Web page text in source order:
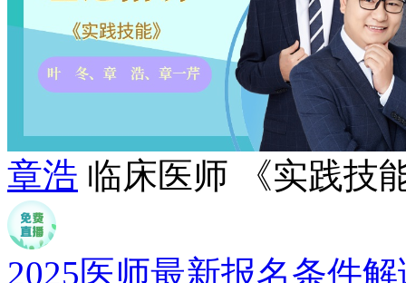
章浩 临床医师 《实践技
2025医师最新报名条件